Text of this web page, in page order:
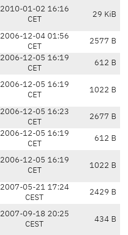
2010-01-02 16:16
CET
29 KiB
2006-12-04 01:56
CET
2577 B
2006-12-05 16:19
CET
612 B
2006-12-05 16:19
CET
1022 B
2006-12-05 16:23
CET
2677 B
2006-12-05 16:19
CET
612 B
2006-12-05 16:19
CET
1022 B
2007-05-21 17:24
CEST
2429 B
2007-09-18 20:25
CEST
434 B